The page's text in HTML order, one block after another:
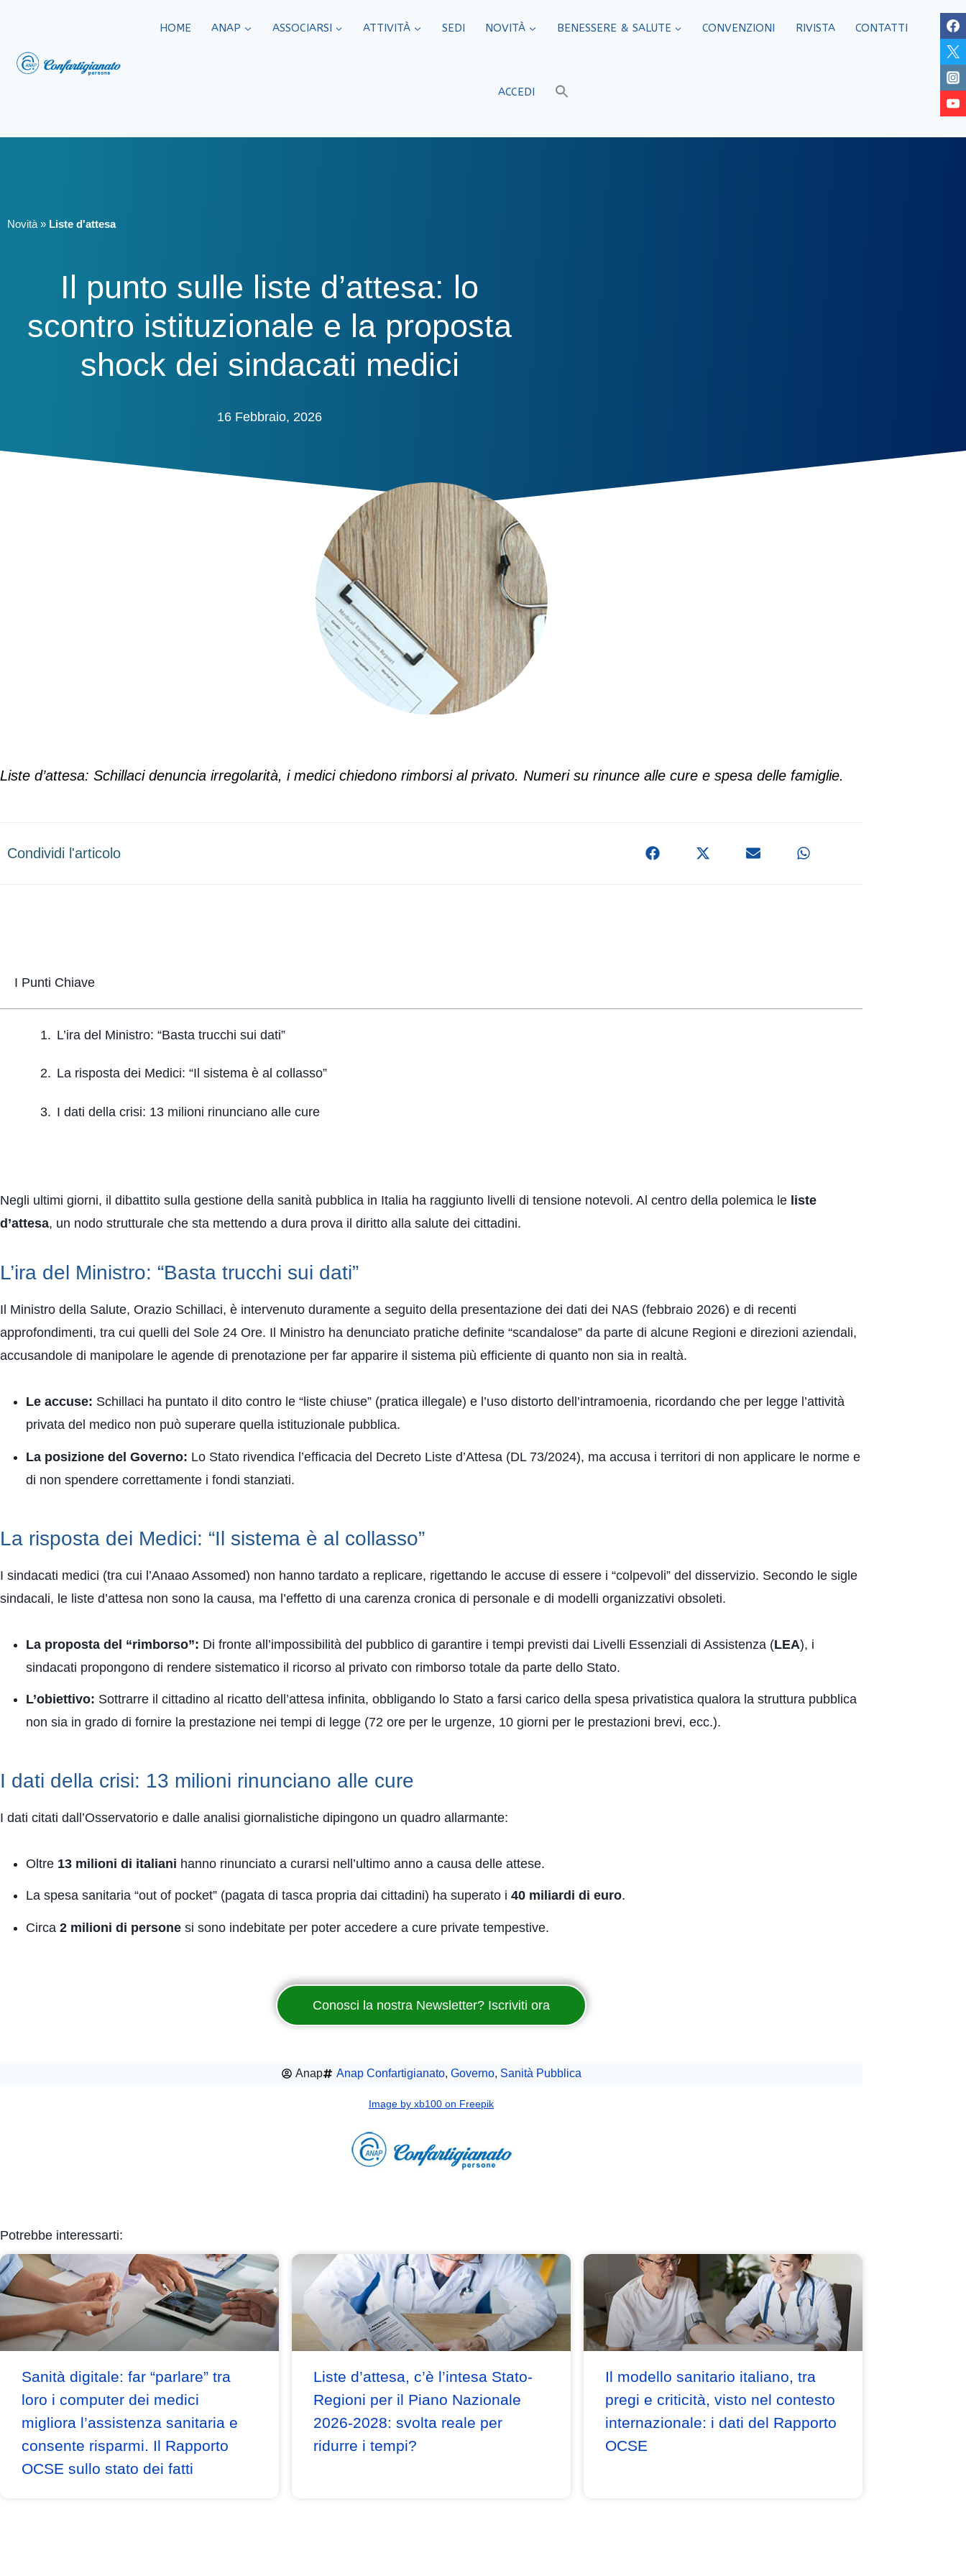
HOME ANAP ASSOCIARSI ATTIVITÀ SEDI​ NOVITÀ BENESSERE & SALUTE CONVENZIONI RIVISTA CONTATTI
ACCEDI
Novità » Liste d'attesa
Il punto sulle liste d’attesa: lo
scontro istituzionale e la proposta
shock dei sindacati medici
16 Febbraio, 2026
Liste d’attesa: Schillaci denuncia irregolarità, i medici chiedono rimborsi al privato. Numeri su rinunce alle cure e spesa delle famiglie.
Condividi l'articolo
I Punti Chiave
L’ira del Ministro: “Basta trucchi sui dati”
La risposta dei Medici: “Il sistema è al collasso”
I dati della crisi: 13 milioni rinunciano alle cure
Negli ultimi giorni, il dibattito sulla gestione della sanità pubblica in Italia ha raggiunto livelli di tensione notevoli. Al centro della polemica le liste
d’attesa, un nodo strutturale che sta mettendo a dura prova il diritto alla salute dei cittadini.
L’ira del Ministro: “Basta trucchi sui dati”
Il Ministro della Salute, Orazio Schillaci, è intervenuto duramente a seguito della presentazione dei dati dei NAS (febbraio 2026) e di recenti
approfondimenti, tra cui quelli del Sole 24 Ore. Il Ministro ha denunciato pratiche definite “scandalose” da parte di alcune Regioni e direzioni aziendali,
accusandole di manipolare le agende di prenotazione per far apparire il sistema più efficiente di quanto non sia in realtà.
Le accuse: Schillaci ha puntato il dito contro le “liste chiuse” (pratica illegale) e l’uso distorto dell’intramoenia, ricordando che per legge l’attività
privata del medico non può superare quella istituzionale pubblica.
La posizione del Governo: Lo Stato rivendica l’efficacia del Decreto Liste d’Attesa (DL 73/2024), ma accusa i territori di non applicare le norme e
di non spendere correttamente i fondi stanziati.
La risposta dei Medici: “Il sistema è al collasso”
I sindacati medici (tra cui l’Anaao Assomed) non hanno tardato a replicare, rigettando le accuse di essere i “colpevoli” del disservizio. Secondo le sigle
sindacali, le liste d’attesa non sono la causa, ma l’effetto di una carenza cronica di personale e di modelli organizzativi obsoleti.
La proposta del “rimborso”: Di fronte all’impossibilità del pubblico di garantire i tempi previsti dai Livelli Essenziali di Assistenza (LEA), i
sindacati propongono di rendere sistematico il ricorso al privato con rimborso totale da parte dello Stato.
L’obiettivo: Sottrarre il cittadino al ricatto dell’attesa infinita, obbligando lo Stato a farsi carico della spesa privatistica qualora la struttura pubblica
non sia in grado di fornire la prestazione nei tempi di legge (72 ore per le urgenze, 10 giorni per le prestazioni brevi, ecc.).
I dati della crisi: 13 milioni rinunciano alle cure
I dati citati dall’Osservatorio e dalle analisi giornalistiche dipingono un quadro allarmante:
Oltre 13 milioni di italiani hanno rinunciato a curarsi nell’ultimo anno a causa delle attese.
La spesa sanitaria “out of pocket” (pagata di tasca propria dai cittadini) ha superato i 40 miliardi di euro.
Circa 2 milioni di persone si sono indebitate per poter accedere a cure private tempestive.
Conosci la nostra Newsletter? Iscriviti ora
Anap Anap Confartigianato, Governo, Sanità Pubblica
Image by xb100 on Freepik
Potrebbe interessarti:
Sanità digitale: far “parlare” tra
loro i computer dei medici
migliora l’assistenza sanitaria e
consente risparmi. Il Rapporto
OCSE sullo stato dei fatti
Liste d’attesa, c’è l’intesa Stato-
Regioni per il Piano Nazionale
2026-2028: svolta reale per
ridurre i tempi?
Il modello sanitario italiano, tra
pregi e criticità, visto nel contesto
internazionale: i dati del Rapporto
OCSE